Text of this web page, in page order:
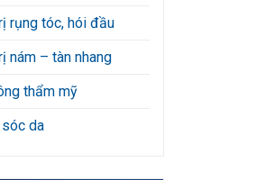
rụng tóc, hói đầu
nám – tàn nhang
thẩm mỹ
da